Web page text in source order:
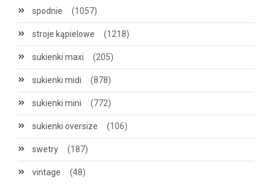
spodnie (1057)
stroje kąpielowe (1218)
sukienki maxi (205)
sukienki midi (878)
sukienki mini (772)
sukienki oversize (106)
swetry (187)
vintage (48)